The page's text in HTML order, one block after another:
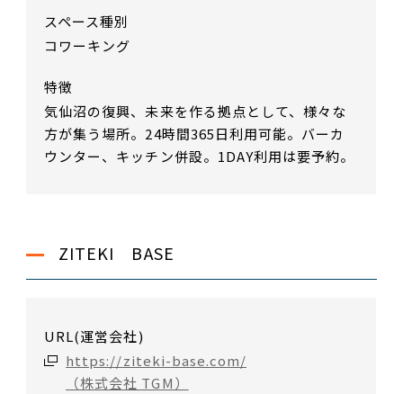
スペース種別
コワーキング
特徴
気仙沼の復興、未来を作る拠点として、様々な
方が集う場所。24時間365日利用可能。バーカ
ウンター、キッチン併設。1DAY利用は要予約。
ZITEKI BASE
URL(運営会社)
https://ziteki-base.com/
（株式会社 TGM）